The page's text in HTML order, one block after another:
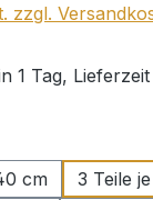
zzgl.
1 Tag,
cm
3 Teile